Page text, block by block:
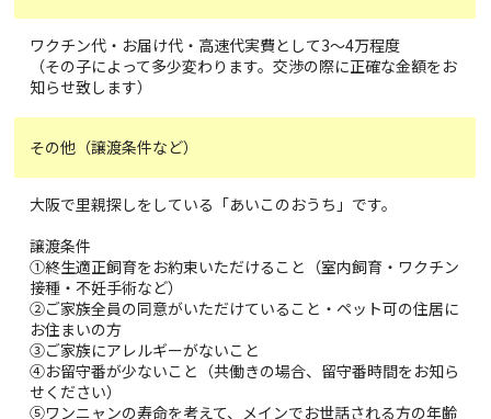
ワクチン代・お届け代・高速代実費として3～4万程度
（その子によって多少変わります。交渉の際に正確な金額をお
知らせ致します）
その他（譲渡条件など）
大阪で里親探しをしている「あいこのおうち」です。
譲渡条件
①終生適正飼育をお約束いただけること（室内飼育・ワクチン
接種・不妊手術など）
②ご家族全員の同意がいただけていること・ペット可の住居に
お住まいの方
③ご家族にアレルギーがないこと
④お留守番が少ないこと（共働きの場合、留守番時間をお知ら
せください）
⑤ワンニャンの寿命を考えて、メインでお世話される方の年齢